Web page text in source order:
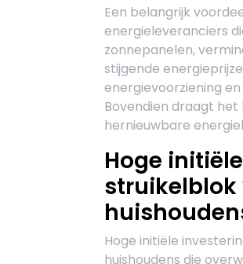
Een belangrijk
energieleveranciers
zonnepanelen,
stijgende
energievoorziening
Bovendien draagt
hernieuwbare
Hoge
Hoge initiële
huishoudens die